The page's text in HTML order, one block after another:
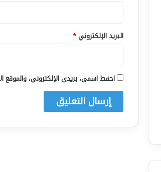
البريد الإلكتروني*
احفظ اسمي، بريدي الإلكتروني،